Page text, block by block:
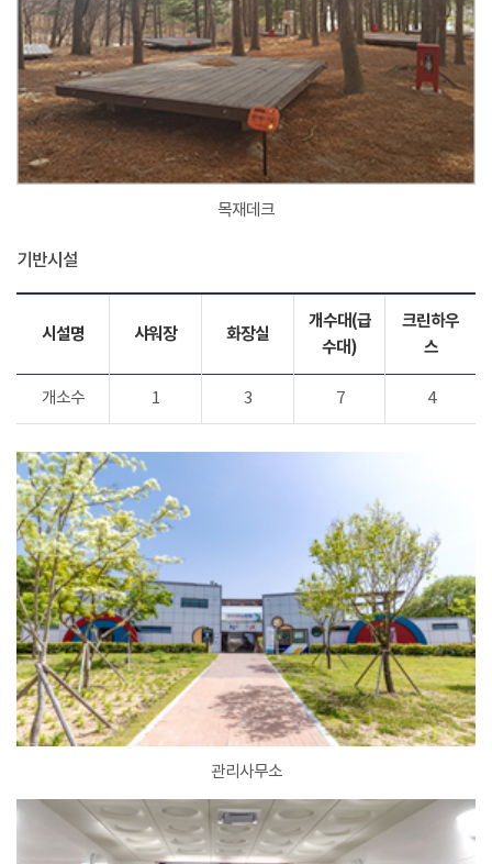
목재데크
기반시설
시설명 샤워장 화장실
개수대(급
수대)
크린하우
스
개소수 1 3 7 4
관리사무소